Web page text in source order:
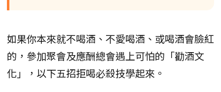
如果你本來就不喝酒、不愛喝酒、或喝酒會臉紅
的，參加聚會及應酬總會遇上可怕的「勸酒文
化」，以下五招拒喝必殺技學起來。